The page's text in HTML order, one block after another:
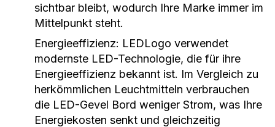
sichtbar bleibt, wodurch Ihre Marke immer im
Mittelpunkt steht.
Energieeffizienz: LEDLogo verwendet
modernste LED-Technologie, die für ihre
Energieeffizienz bekannt ist. Im Vergleich zu
herkömmlichen Leuchtmitteln verbrauchen
die LED-Gevel Bord weniger Strom, was Ihre
Energiekosten senkt und gleichzeitig